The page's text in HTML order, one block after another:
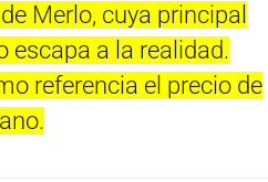
Merlo, cuya principal
escapa a la realidad.
referencia el precio de